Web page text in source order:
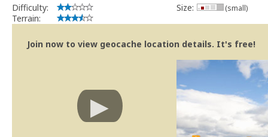
Difficulty:
Terrain:
Size: (small)
Join now to view geocache location details. It's free!